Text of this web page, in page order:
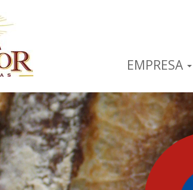
EMPRESA